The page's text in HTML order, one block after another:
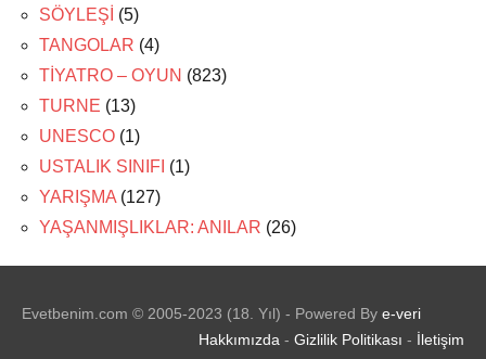
SÖYLEŞİ (5)
TANGOLAR (4)
TİYATRO – OYUN (823)
TURNE (13)
UNESCO (1)
USTALIK SINIFI (1)
YARIŞMA (127)
YAŞANMIŞLIKLAR: ANILAR (26)
Evetbenim.com © 2005-2023 (18. Yıl) - Powered By e-veri
Hakkımızda - Gizlilik Politikası - İletişim